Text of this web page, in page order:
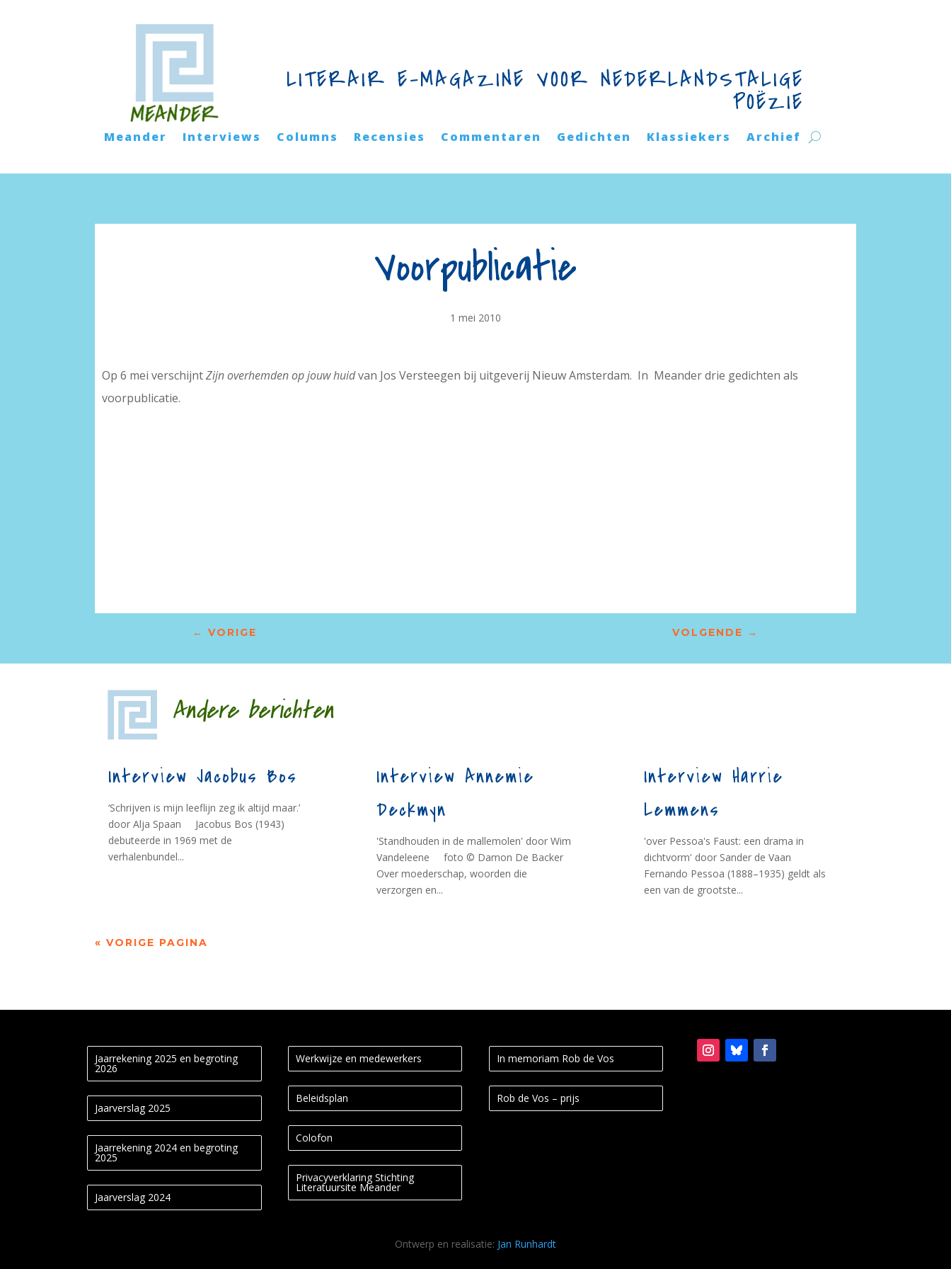
LITERAIR E-MAGAZINE VOOR NEDERLANDSTALIGE
POËZIE
Meander Interviews Columns Recensies Commentaren Gedichten Klassiekers Archief
Voorpublicatie
1 mei 2010
Op 6 mei verschijntZijn overhemden op jouw huidvan Jos Versteegen bij uitgeverij Nieuw Amsterdam. In Meander drie gedichten als
voorpublicatie.
← VORIGE VOLGENDE →
Andere berichten
Interview Jacobus Bos
‘Schrijven is mijn leeflijn zeg ik altijd maar.’
door Alja Spaan Jacobus Bos (1943)
debuteerde in 1969 met de
verhalenbundel...
Interview Annemie
Deckmyn
'Standhouden in de mallemolen' door Wim
Vandeleene foto © Damon De Backer
Over moederschap, woorden die
verzorgen en...
Interview Harrie
Lemmens
'over Pessoa's Faust: een drama in
dichtvorm' door Sander de Vaan
Fernando Pessoa (1888–1935) geldt als
een van de grootste...
« VORIGE PAGINA
Jaarrekening 2025 en begroting
2026
Jaarverslag 2025
Jaarrekening 2024 en begroting
2025
Jaarverslag 2024
Werkwijze en medewerkers
Beleidsplan
Colofon
Privacyverklaring Stichting
Literatuursite Meander
In memoriam Rob de Vos
Rob de Vos – prijs
Ontwerp en realisatie: Jan Runhardt